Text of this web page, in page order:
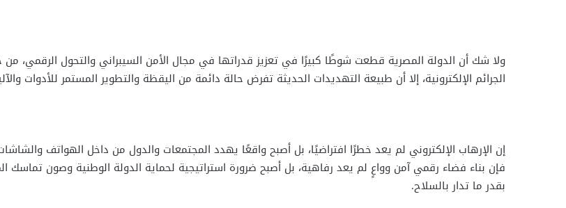
ولا شك أن الدولة المصرية قطعت شوطًا كبيرًا في تعزيز قدراتها في مجال الأمن السيبراني والتحول الرقمي،
الجرائم الإلكترونية، إلا أن طبيعة التهديدات الحديثة تفرض حالة دائمة من اليقظة والتطوير المستمر للأدوات
إن الإرهاب الإلكتروني لم يعد خطرًا افتراضيًا، بل أصبح واقعًا يهدد المجتمعات والدول من داخل الهواتف
فإن بناء فضاء رقمي آمن وواعٍ لم يعد رفاهية، بل أصبح ضرورة استراتيجية لحماية الدولة الوطنية وصون تماسك
بقدر ما تدار بالسلاح.